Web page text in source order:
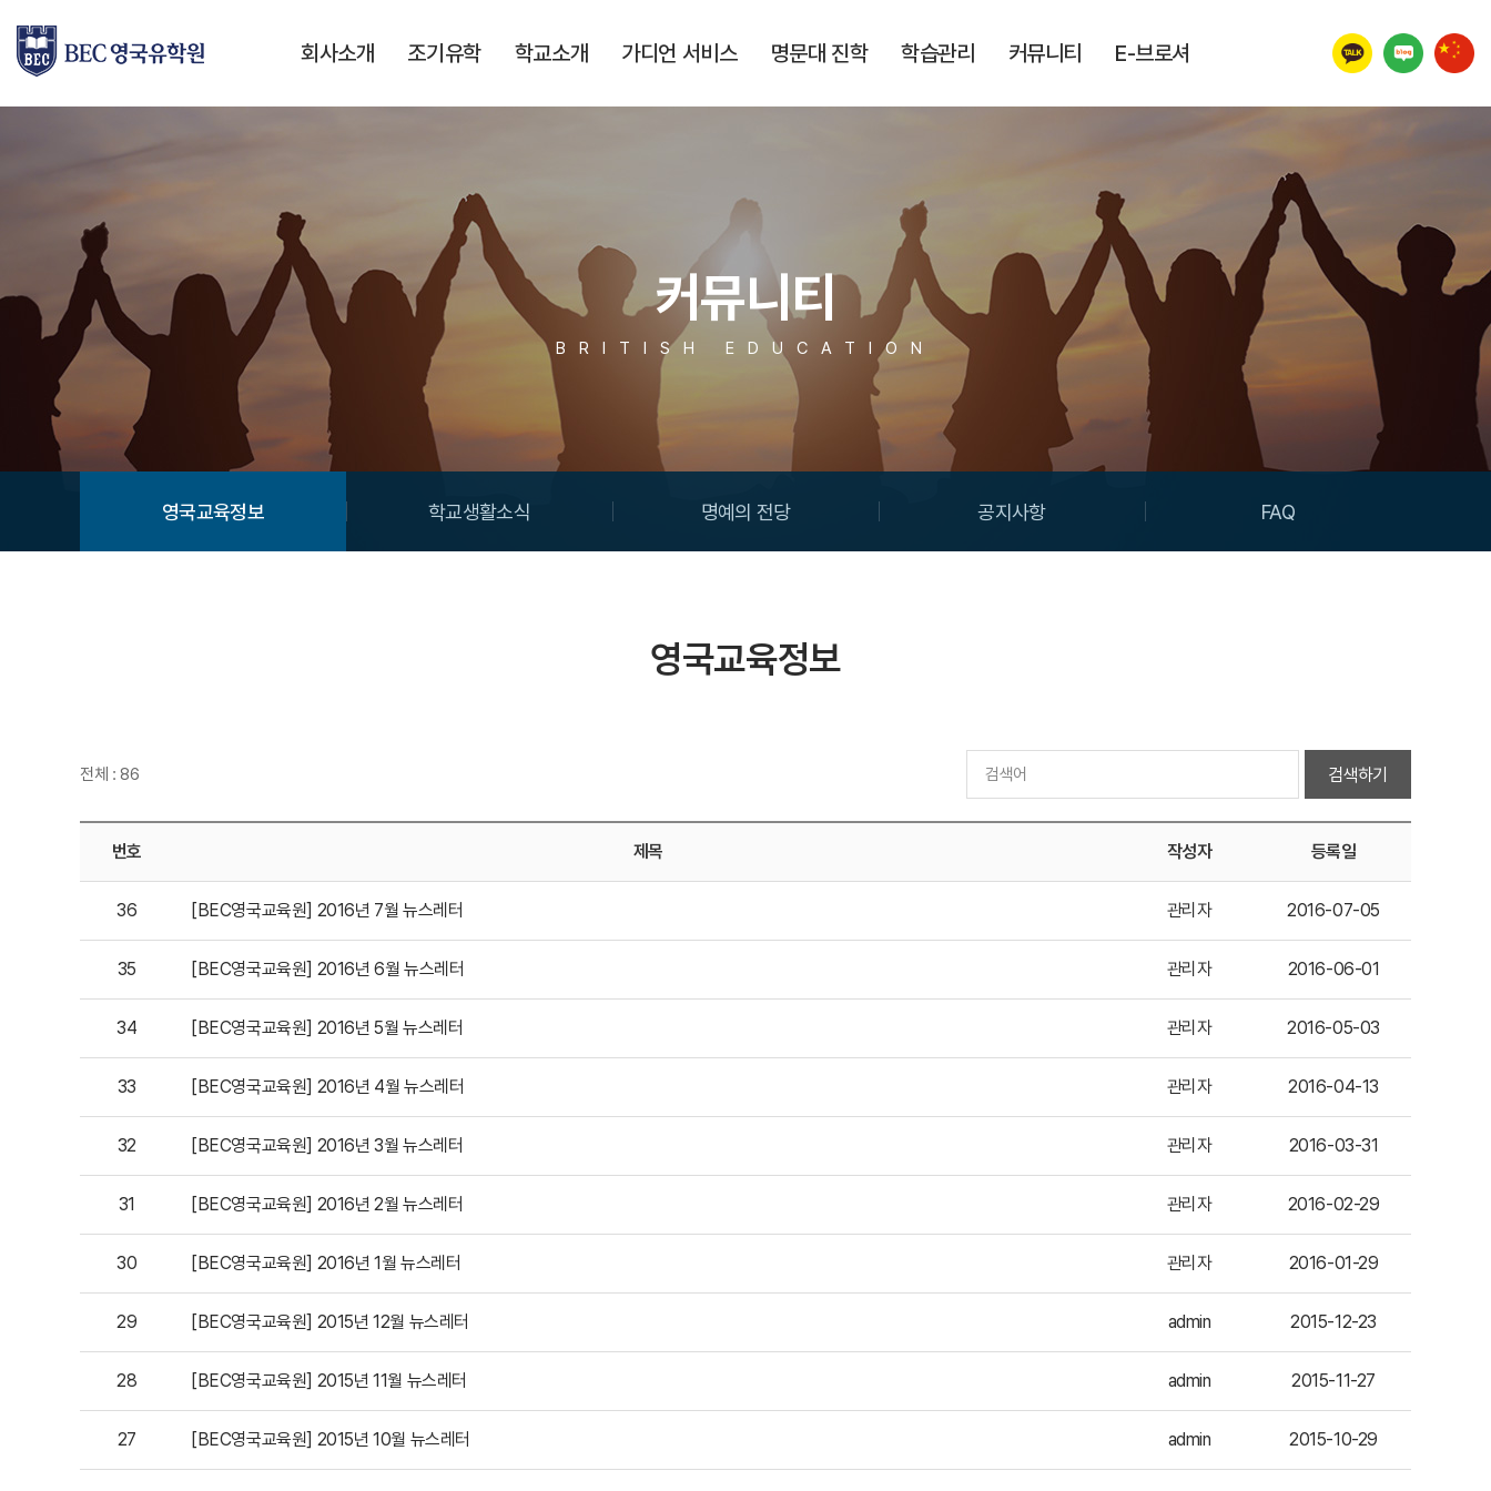
회사소개 조기유학 학교소개 가디언 서비스 명문대 진학 학습관리 커뮤니티 E-브로셔
커뮤니티
BRITISH EDUCATION
영국교육정보 학교생활소식 명예의 전당 공지사항 FAQ
영국교육정보
전체 : 86 검색하기
번호 제목 작성자 등록일
36 [BEC영국교육원] 2016년 7월 뉴스레터 관리자 2016-07-05
35 [BEC영국교육원] 2016년 6월 뉴스레터 관리자 2016-06-01
34 [BEC영국교육원] 2016년 5월 뉴스레터 관리자 2016-05-03
33 [BEC영국교육원] 2016년 4월 뉴스레터 관리자 2016-04-13
32 [BEC영국교육원] 2016년 3월 뉴스레터 관리자 2016-03-31
31 [BEC영국교육원] 2016년 2월 뉴스레터 관리자 2016-02-29
30 [BEC영국교육원] 2016년 1월 뉴스레터 관리자 2016-01-29
29 [BEC영국교육원] 2015년 12월 뉴스레터 admin 2015-12-23
28 [BEC영국교육원] 2015년 11월 뉴스레터 admin 2015-11-27
27 [BEC영국교육원] 2015년 10월 뉴스레터 admin 2015-10-29